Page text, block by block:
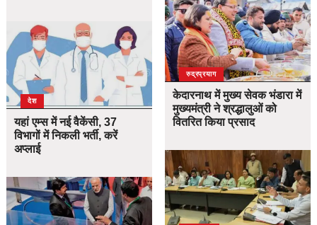
देश
यहां एम्स में नई वैकेंसी, 37
विभागों में निकली भर्ती, करें
अप्लाई
उत्तराखंड
देश
रुद्रप्रयाग
केदारनाथ में मुख्य सेवक भंडारा में
मुख्यमंत्री ने श्रद्धालुओं को
वितरित किया प्रसाद